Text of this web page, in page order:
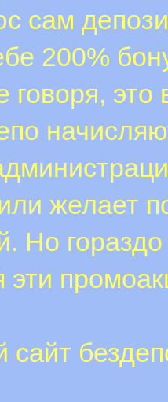
сам
200%
говоря,
желает
Но
эти